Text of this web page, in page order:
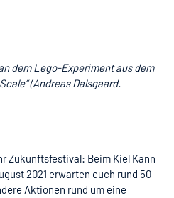
dem Lego-Experiment aus dem
(Andreas Dalsgaard.
Zukunftsfestival: Beim Kiel Kann
2021 erwarten euch rund 50
Aktionen rund um eine